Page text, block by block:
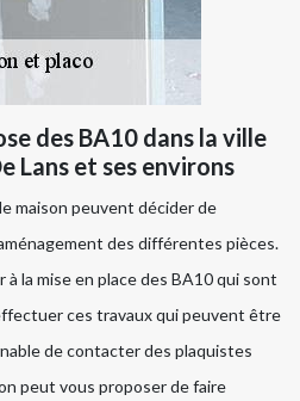
des BA10 dans la ville
Lans et ses environs
maison peuvent décider de
des différentes pièces.
la mise en place des BA10 qui sont
ces travaux qui peuvent être
de contacter des plaquistes
peut vous proposer de faire